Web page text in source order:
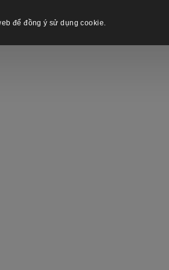
để đồng ý sử dụng cookie.